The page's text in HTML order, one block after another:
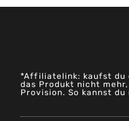
*Affiliatelink: kaufst du
das Produkt nicht
Provision. So kannst